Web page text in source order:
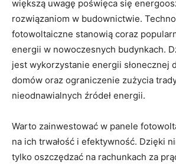
‍większą uwagę poświęca‌ się
rozwiązaniom w budownictwie.
fotowoltaiczne stanowią coraz
energii w nowoczesnych budynkach.
jest wykorzystanie energii słonecznej
domów oraz⁣ ograniczenie zużycia
nieodnawialnych źródeł​ energii.
Warto zainwestować w panele
​na ich trwałość i efektywność. Dzięki
tylko oszczędzać na rachunkach za